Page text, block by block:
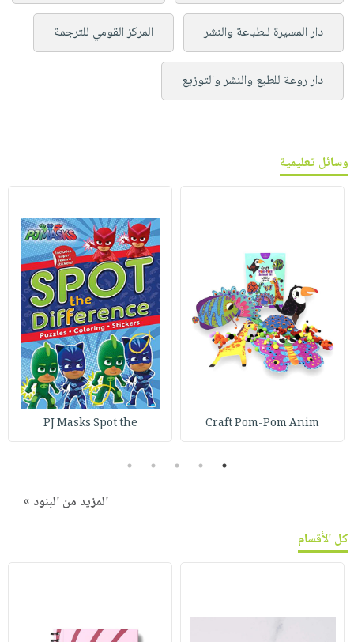
دار المسيرة للطباعة والنشر المركز القومي للترجمة
دار روعة للطبع والنشر والتوزيع
وسائل تعليمية
Craft Pom-Pom Anim
PJ Masks Spot the
1
2
3
4
5
المزيد من البنود »
كل الأقسام